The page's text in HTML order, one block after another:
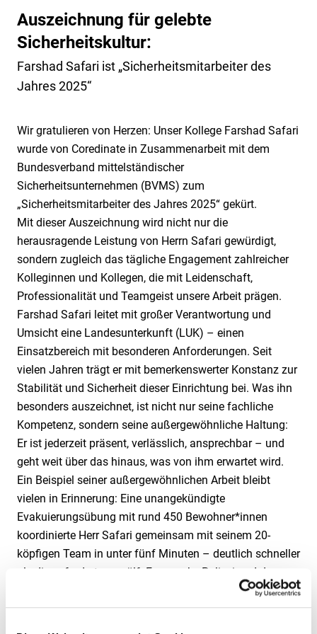
Hafensicherheit gem. ISPS-Code
Museale Sicherheit
Objekt- & Werkschutz
Sicherheit für KRITIS
Sicherheit für die Luftfahrt
Rezeptionsdienste
Shopguard
Tor- & Empfangsdienst
Veranstaltungssicherheit
VIP Service
Technische Sicherheit
Alarmüberwachung
Digitaler Empfang
KWS Video Control
Notruf- & Serviceleitstelle
Videofernüberwachung
Mobile Sicherheit
Geld- & Werttransporte
Urlaubsservice
Weitere Dienstleistungen
Arbeitnehmer*innenüberlassung
Betrieblicher Rettungsdienst
Brandschutz
Bundeswehrliegenschaften
Consulting
Facility Management
Qualität
Nachhaltigkeit / Umweltschutz
Grundsatzerklärung (LkSG)
Hinweisgeberportal (HinSchG und LkSG)
Karriere
Sicherheit als Beruf
Quereinstieg
Jobbörse
Auszeichnung für gelebte
Sicherheitskultur:
Farshad Safari ist „Sicherheitsmitarbeiter des
Jahres 2025“
Wir gratulieren von Herzen: Unser Kollege Farshad Safari
wurde von Coredinate in Zusammenarbeit mit dem
Bundesverband mittelständischer
Sicherheitsunternehmen (BVMS) zum
„Sicherheitsmitarbeiter des Jahres 2025“ gekürt.
Mit dieser Auszeichnung wird nicht nur die
herausragende Leistung von Herrn Safari gewürdigt,
sondern zugleich das tägliche Engagement zahlreicher
Kolleginnen und Kollegen, die mit Leidenschaft,
Professionalität und Teamgeist unsere Arbeit prägen.
Farshad Safari leitet mit großer Verantwortung und
Umsicht eine Landesunterkunft (LUK) – einen
Einsatzbereich mit besonderen Anforderungen. Seit
vielen Jahren trägt er mit bemerkenswerter Konstanz zur
Stabilität und Sicherheit dieser Einrichtung bei. Was ihn
besonders auszeichnet, ist nicht nur seine fachliche
Kompetenz, sondern seine außergewöhnliche Haltung:
Er ist jederzeit präsent, verlässlich, ansprechbar – und
geht weit über das hinaus, was von ihm erwartet wird.
Ein Beispiel seiner außergewöhnlichen Arbeit bleibt
vielen in Erinnerung: Eine unangekündigte
Evakuierungsübung mit rund 450 Bewohner*innen
koordinierte Herr Safari gemeinsam mit seinem 20-
köpfigen Team in unter fünf Minuten – deutlich schneller
als die geforderten zwölf. Feuerwehr, Polizei und das
Professionalität und Effizienz dieser Übung. Sie steht